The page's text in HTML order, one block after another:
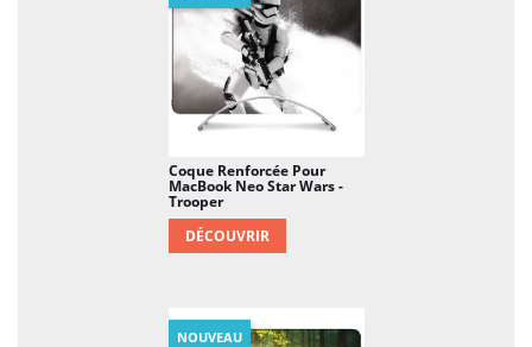
Coque Renforcée Pour
MacBook Neo Star Wars -
Trooper
DÉCOUVRIR
NOUVEAU